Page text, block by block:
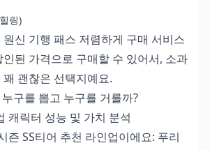
링)
원신 기행 패스 저렴하게 구매 서비스
된 가격으로 구매할 수 있어서, 소과
괜찮은 선택지예요.
구를 뽑고 누구를 거를까?
캐릭터 성능 및 가치 분석
즌 SS티어 추천 라인업이에요: 푸리